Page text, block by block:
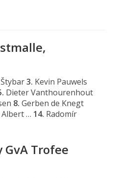
3. Kevin Pauwels
Dieter Vanthourenhout
8. Gerben de Knegt
Albert … 14. Radomír
GvA Trofee